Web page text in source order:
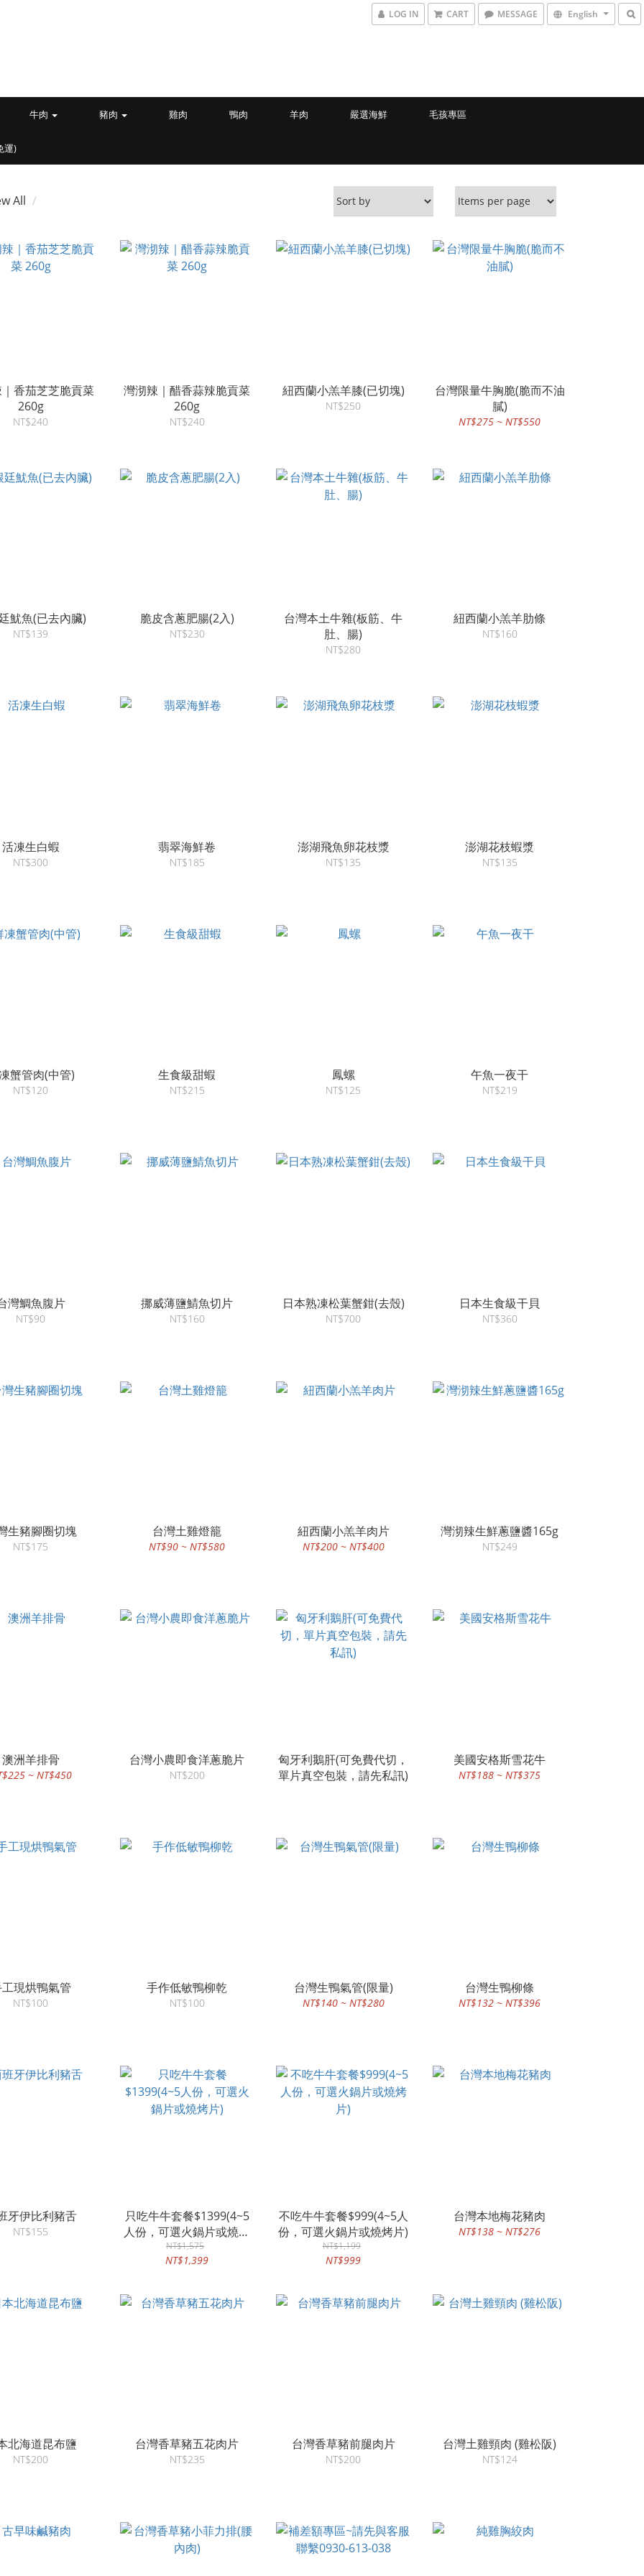
LOG IN CART MESSAGE English
牛肉 豬肉 雞肉 鴨肉 羊肉 嚴選海鮮 毛孩專區
運)
All
香茄芝芝脆貢菜
260g
NT$240
灣沏辣｜醋香蒜辣脆貢菜
260g
NT$240
紐西蘭小羔羊膝(已切塊)
NT$250
台灣限量牛胸脆(脆而不油
膩)
NT$275 ~ NT$550
魷魚(已去內臟)
NT$139
脆皮含蔥肥腸(2入)
NT$230
台灣本土牛雜(板筋、牛
肚、腸)
NT$280
紐西蘭小羔羊肋條
NT$160
活凍生白蝦
NT$300
翡翠海鮮卷
NT$185
澎湖飛魚卵花枝漿
NT$135
澎湖花枝蝦漿
NT$135
蟹管肉(中管)
NT$120
生食級甜蝦
NT$215
鳳螺
NT$125
午魚一夜干
NT$219
灣鯛魚腹片
NT$90
挪威薄鹽鯖魚切片
NT$160
日本熟凍松葉蟹鉗(去殼)
NT$700
日本生食級干貝
NT$360
生豬腳圈切塊
NT$175
台灣土雞燈籠
NT$90 ~ NT$580
紐西蘭小羔羊肉片
NT$200 ~ NT$400
灣沏辣生鮮蔥鹽醬165g
NT$249
澳洲羊排骨
~ NT$450
台灣小農即食洋蔥脆片
NT$200
匈牙利鵝肝(可免費代切，
單片真空包裝，請先私訊)
美國安格斯雪花牛
NT$188 ~ NT$375
現烘鴨氣管
NT$100
手作低敏鴨柳乾
NT$100
台灣生鴨氣管(限量)
NT$140 ~ NT$280
台灣生鴨柳條
NT$132 ~ NT$396
牙伊比利豬舌
NT$155
只吃牛牛套餐$1399(4~5
人份，可選火鍋片或燒烤
片)
NT$1,575
NT$1,399
不吃牛牛套餐$999(4~5人
份，可選火鍋片或燒烤片)
NT$1,199
NT$999
台灣本地梅花豬肉
NT$138 ~ NT$276
北海道昆布鹽
NT$200
台灣香草豬五花肉片
NT$235
台灣香草豬前腿肉片
NT$200
台灣土雞頸肉 (雞松阪)
NT$124